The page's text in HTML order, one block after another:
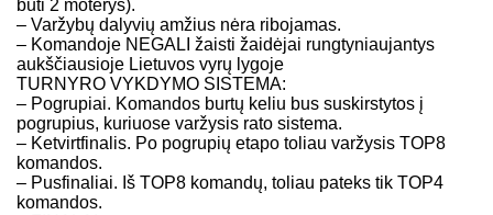
būti 2 moterys).
– Varžybų dalyvių amžius nėra ribojamas.
– Komandoje NEGALI žaisti žaidėjai rungtyniaujantys
aukščiausioje Lietuvos vyrų lygoje
TURNYRO VYKDYMO SISTEMA:
– Pogrupiai. Komandos burtų keliu bus suskirstytos į
pogrupius, kuriuose varžysis rato sistema.
– Ketvirtfinalis. Po pogrupių etapo toliau varžysis TOP8
komandos.
– Pusfinaliai. Iš TOP8 komandų, toliau pateks tik TOP4
komandos.